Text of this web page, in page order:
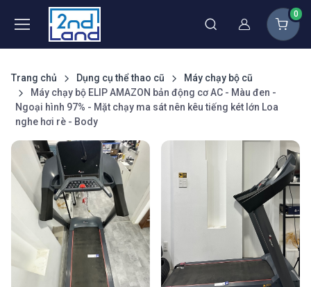
Thành viên
0
Trang chủ Dụng cụ thể thao cũ
Máy chạy bộ cũ
Máy chạy bộ ELIP AMAZON bản động cơ AC - Màu đen -
Ngoại hình 97% - Mặt chạy ma sát nên kêu tiếng két lớn Loa
nghe hơi rè - Body